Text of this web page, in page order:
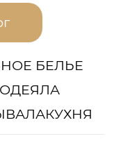
БЕЛЬЕ
ОДЕЯЛА
КУХНЯ